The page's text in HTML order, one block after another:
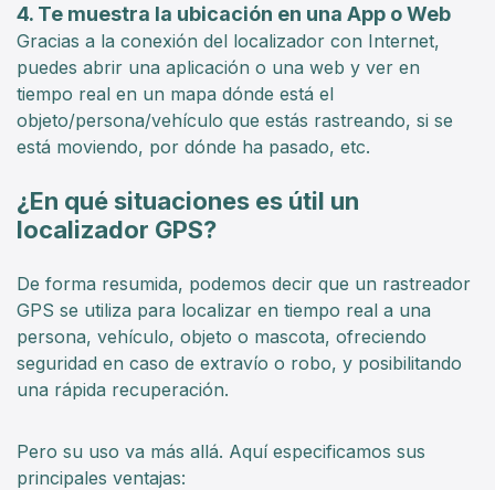
4. Te muestra la ubicación en una App o Web
Gracias a la conexión del localizador con Internet,
puedes abrir una aplicación o una web y ver en
tiempo real en un mapa dónde está el
objeto/persona/vehículo que estás rastreando, si se
está moviendo, por dónde ha pasado, etc.
¿En qué situaciones es útil un
localizador GPS?
De forma resumida, podemos decir que un rastreador
GPS se utiliza para localizar en tiempo real a una
persona, vehículo, objeto o mascota, ofreciendo
seguridad en caso de extravío o robo, y posibilitando
una rápida recuperación.
Pero su uso va más allá. Aquí especificamos sus
principales ventajas: